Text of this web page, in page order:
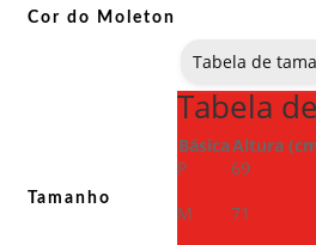
Cor do Moleton
Tamanho
Tabela de
Tabela
BásicaAltura
P
69
M
71